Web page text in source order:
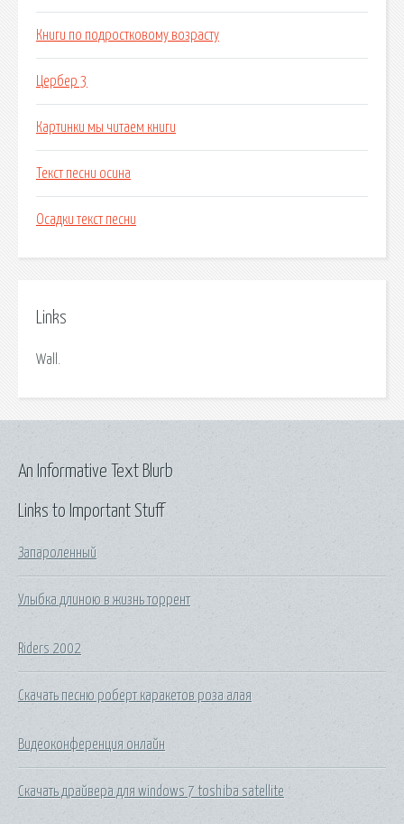
Книги по подростковому возрасту
Цербер 3
Картинки мы читаем книги
Текст песни осина
Осадки текст песни
Links
Wall.
Links to Important Stuff
Запароленный
Улыбка длиною в жизнь торрент
Riders 2002
Скачать песню роберт каракетов роза алая
Видеоконференция онлайн
Скачать драйвера для windows 7 toshiba satellite
An Informative Text Blurb